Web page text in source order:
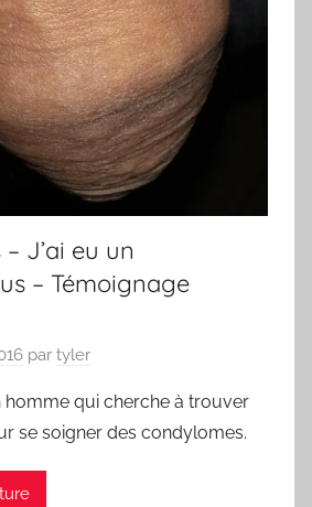
J’ai eu un
– Témoignage
par tyler
homme qui cherche à trouver
se soigner des condylomes.